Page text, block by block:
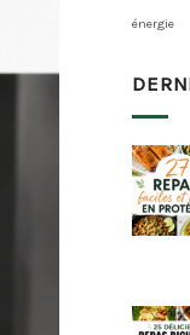
énergie